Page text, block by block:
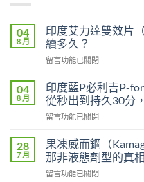
04
8 月
印度艾力達雙效片
續多久？
在
度
艾
力
達
效
片
（Levifil
Super
留言功能已關閉
04
8 月
印度藍P必利吉P-
從秒出到持久30分
在
度
藍
P
必
留言功能已關閉
28
7 月
果凍威而鋼（
那非液態劑型的真
在
留言功能已關閉